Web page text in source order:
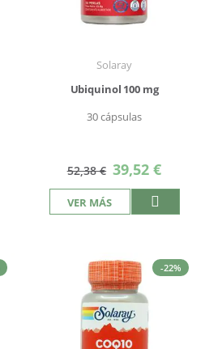
Solaray
Ubiquinol 100 mg
30 cápsulas
52,38 € Precio
especial
39,52 €
VER MÁS
-22%